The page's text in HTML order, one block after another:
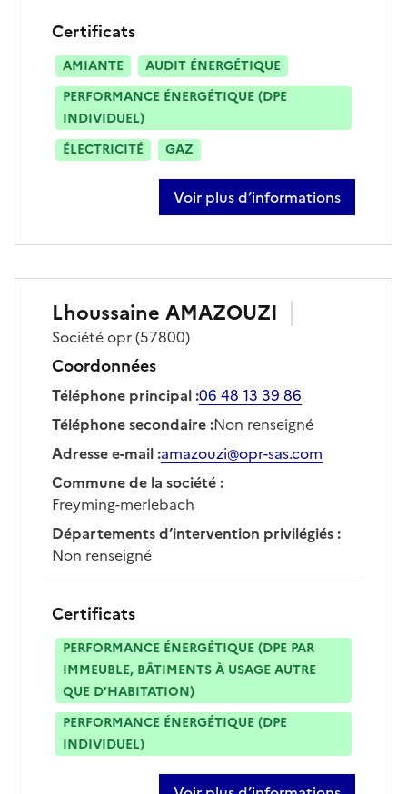
Certificats
AMIANTE
AUDIT ÉNERGÉTIQUE
PERFORMANCE ÉNERGÉTIQUE (DPE
INDIVIDUEL)
ÉLECTRICITÉ
GAZ
Voir plus d’informations
sur patrizio santi
Lhoussaine AMAZOUZI
Sociétéopr(57800)
Coordonnées
Téléphone principal:06 48 13 39 86
Téléphone secondaire:Non renseigné
Adresse e-mail:amazouzi@opr-sas.com
Commune de la société:
Freyming-merlebach
Départements d’intervention privilégiés:
Non renseigné
Certificats
PERFORMANCE ÉNERGÉTIQUE (DPE PAR
IMMEUBLE, BÂTIMENTS À USAGE AUTRE
QUE D’HABITATION)
PERFORMANCE ÉNERGÉTIQUE (DPE
INDIVIDUEL)